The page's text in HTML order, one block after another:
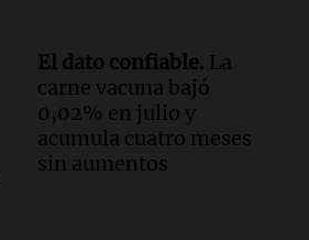
El dato confiable. La
carne vacuna bajó
0,02% en julio y
acumula cuatro meses
sin aumentos